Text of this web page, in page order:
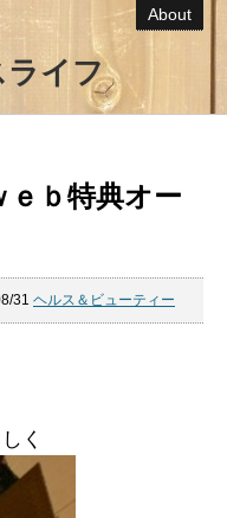
About
ライフ
ｂ特典オー
31 ヘルス＆ビューティー
く